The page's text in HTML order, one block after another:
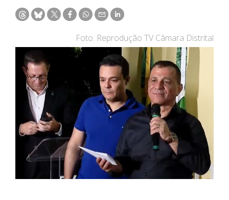
Foto: Reprodução TV Câmara Distrital